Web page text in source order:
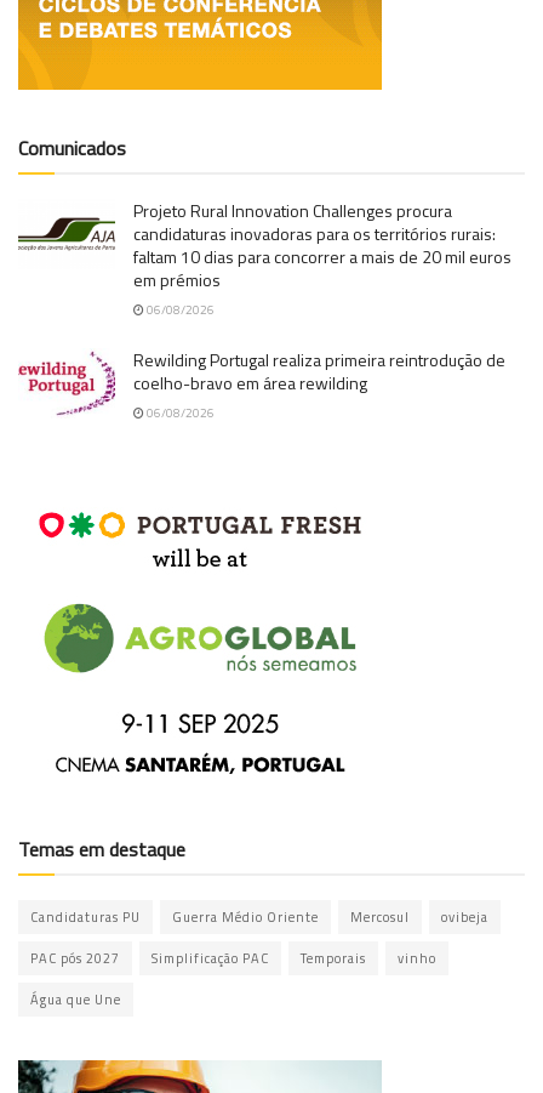
Comunicados
Projeto Rural Innovation Challenges procura
candidaturas inovadoras para os territórios rurais:
faltam 10 dias para concorrer a mais de 20 mil euros
em prémios
06/08/2026
Rewilding Portugal realiza primeira reintrodução de
coelho-bravo em área rewilding
06/08/2026
Temas em destaque
Candidaturas PU Guerra Médio Oriente Mercosul ovibeja
PAC pós 2027 Simplificação PAC Temporais vinho
Água que Une